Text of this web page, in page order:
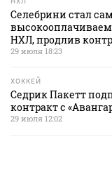
Селебрини стал
НХЛ, продлив
29 июля 18:23
ХОККЕЙ
Седрик Пакетт
контракт с
29 июля 12:02